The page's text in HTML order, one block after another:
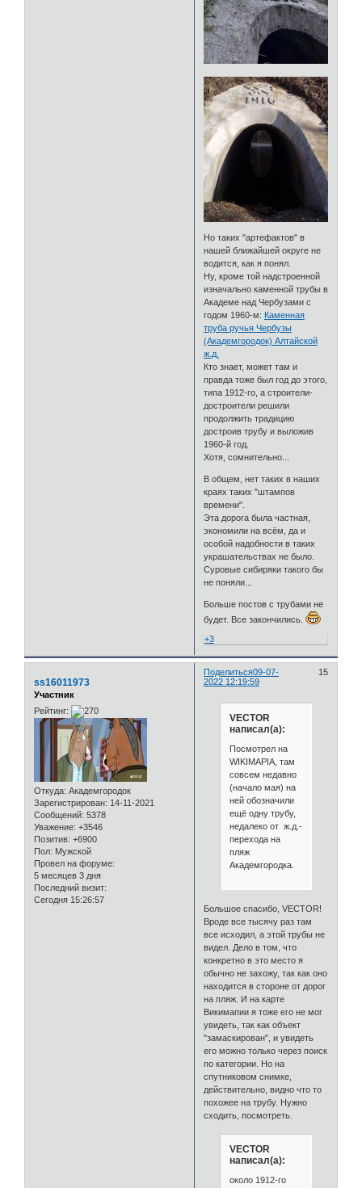
Но таких "артефактов" в
нашей ближайшей округе не
водится, как я понял.
Ну, кроме той надстроенной
изначально каменной трубы в
Академе над Чербузами с
годом 1960-м: Каменная
труба ручья Чербузы
(Академгородок) Алтайской
ж.д.
Кто знает, может там и
правда тоже был год до этого,
типа 1912-го, а строители-
достроители решили
продолжить традицию
достроив трубу и выложив
1960-й год.
Хотя, сомнительно...
В общем, нет таких в наших
краях таких "штампов
времени".
Эта дорога была частная,
экономили на всём, да и
особой надобности в таких
украшательствах не было.
Суровые сибиряки такого бы
не поняли...
Больше постов с трубами не
будет. Все закончились.
+3
Поделиться 15
09-07-
2022 12:19:59
ss16011973
Участник
Рейтинг:
Откуда: Академгородок
Зарегистрирован: 14-11-2021
Сообщений: 5378
Уважение: +3546
Позитив: +6900
Пол: Мужской
Провел на форуме:
5 месяцев 3 дня
Последний визит:
Сегодня 15:26:57
VECTOR
написал(а):
Посмотрел на
WIKIMAPIA, там
совсем недавно
(начало мая) на
ней обозначили
ещё одну трубу,
недалеко от ж.д.-
перехода на
пляж
Академгородка.
Большое спасибо, VECTOR!
Вроде все тысячу раз там
все исходил, а этой трубы не
видел. Дело в том, что
конкретно в это место я
обычно не захожу, так как оно
находится в стороне от дорог
на пляж. И на карте
Викимапии я тоже его не мог
увидеть, так как объект
"замаскирован", и увидеть
его можно только через поиск
по категории. Но на
спутниковом снимке,
действительно, видно что то
похожее на трубу. Нужно
сходить, посмотреть.
VECTOR
написал(а):
около 1912-го